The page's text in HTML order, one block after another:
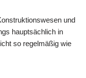
und
hauptsächlich in
so regelmäßig wie